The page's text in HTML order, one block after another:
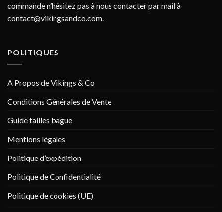
commande n’hésitez pas à nous contacter par mail à
contact@vikingsandco.com
POLITIQUES
A Propos de Vikings & Co
Conditions Générales de Vente
Guide tailles bague
Mentions légales
Politique d’expédition
Politique de Confidentialité
Politique de cookies (UE)